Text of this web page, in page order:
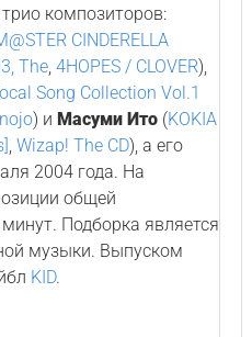
композиторов:
CINDERELLA
The, 4HOPES / CLOVER),
Song Collection Vol.1
) и Масуми Ито(KOKIA
, Wizap! The CD), а его
2004 года. На
общей
Подборка является
музыки. Выпуском
KID.